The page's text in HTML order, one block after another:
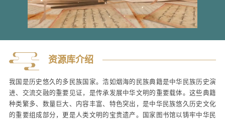
资源库介绍
我国是历史悠久的多民族国家。浩如烟海的民族典籍是中华民族历史演
进、交流交融的重要见证，是传承发展中华文明的重要载体。这些典籍
种类繁多、数量巨大、内容丰富、特色突出，是中华民族悠久历史文化
的重要组成部分，更是人类文明的宝贵遗产。国家图书馆以铸牢中华民